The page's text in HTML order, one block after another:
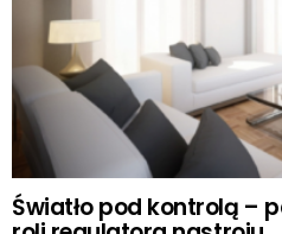
Światło pod kontrolą –